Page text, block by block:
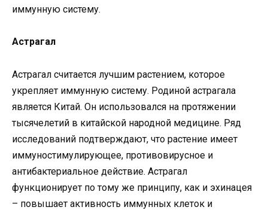
иммунную систему.
Астрагал
Астрагал считается лучшим растением, которое
укрепляет иммунную систему. Родиной астрагала
является Китай. Он использовался на протяжении
тысячелетий в китайской народной медицине. Ряд
исследований подтверждают, что растение имеет
иммуностимулирующее, противовирусное и
антибактериальное действие. Астрагал
функционирует по тому же принципу, как и эхинацея
– повышает активность иммунных клеток и